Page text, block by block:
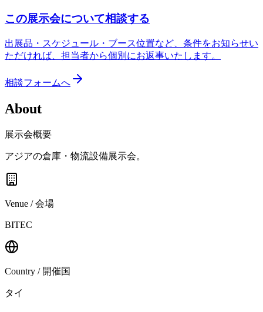
この展示会について相談する
出展品・スケジュール・ブース位置など、条件をお知らせい
ただければ、担当者から個別にお返事いたします。
相談フォームへ
About
展示会概要
アジアの倉庫・物流設備展示会。
Venue / 会場
BITEC
Country / 開催国
タイ